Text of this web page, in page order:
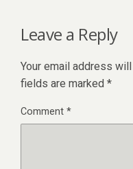
Leave a Reply
Your email address
fields are marked *
Comment*